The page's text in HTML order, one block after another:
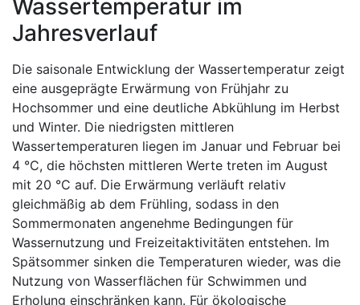
Wassertemperatur im
Jahresverlauf
Die saisonale Entwicklung der Wassertemperatur zeigt
eine ausgeprägte Erwärmung von Frühjahr zu
Hochsommer und eine deutliche Abkühlung im Herbst
und Winter. Die niedrigsten mittleren
Wassertemperaturen liegen im Januar und Februar bei
4 °C, die höchsten mittleren Werte treten im August
mit 20 °C auf. Die Erwärmung verläuft relativ
gleichmäßig ab dem Frühling, sodass in den
Sommermonaten angenehme Bedingungen für
Wassernutzung und Freizeitaktivitäten entstehen. Im
Spätsommer sinken die Temperaturen wieder, was die
Nutzung von Wasserflächen für Schwimmen und
Erholung einschränken kann. Für ökologische